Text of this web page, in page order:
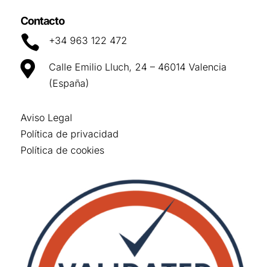
Contacto
 +34 963 122 472

Calle Emilio Lluch, 24 – 46014 Valencia
(España)
Aviso Legal
Política de privacidad
Política de cookies